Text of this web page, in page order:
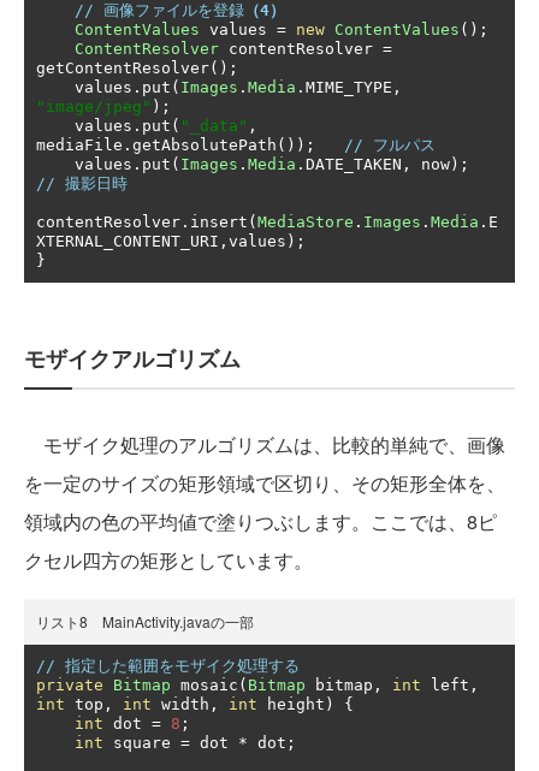
// 画像ファイルを登録 （4）
ContentValues values = new ContentValues ();
ContentResolver contentResolver =
getContentResolver();
    values
. put ( Images . Media . MIME_TYPE ,
"image/jpeg" );
    values
. put ( "_data" ,
mediaFile . getAbsolutePath ());
// フルパス
    values
. put ( Images . Media . DATE_TAKEN , now );
// 撮影日時
contentResolver . insert ( MediaStore . Images . Media . E
XTERNAL_CONTENT_URI , values );
}
モザイクアルゴリズム
モザイク処理のアルゴリズムは、比較的単純で、画像
を一定のサイズの矩形領域で区切り、その矩形全体を、
領域内の色の平均値で塗りつぶします。ここでは、8ピ
クセル四方の矩形としています。
リスト8 MainActivity.javaの一部
// 指定した範囲をモザイク処理する
private
Bitmap mosaic ( Bitmap bitmap , int left ,
int top , int width , int height )
{
int dot = 8 ;
int square = dot * dot ;